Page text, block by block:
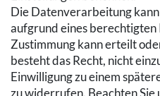
Die Datenverarbeitung
aufgrund eines
Zustimmung kann erteilt
besteht das Recht, nicht
Einwilligung zu einem
zu widerrufen. Beachten Sie
Kontakt
Datenschutzerklärung
AGB
Impressum
Hinweise zur